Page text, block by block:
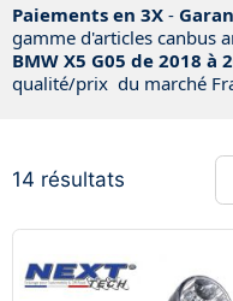
Paiements en 3X -
gamme d'articles canbus
BMW X5 G05 de 2018 à
qualité/prix du marché
14 résultats